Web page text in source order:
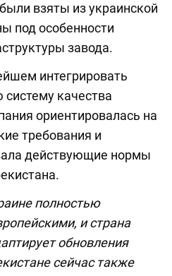
взяты из украинской
под особенности
завода.
интегрировать
качества
ориентировалась на
требования и
действующие нормы
полностью
и страна
обновления
сейчас также